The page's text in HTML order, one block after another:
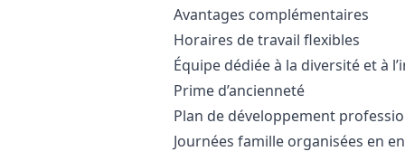
Avantages complémentaires
Horaires de travail flexibles
Équipe dédiée à la diversité et à
Prime d’ancienneté
Plan de développement
Journées famille organisées en